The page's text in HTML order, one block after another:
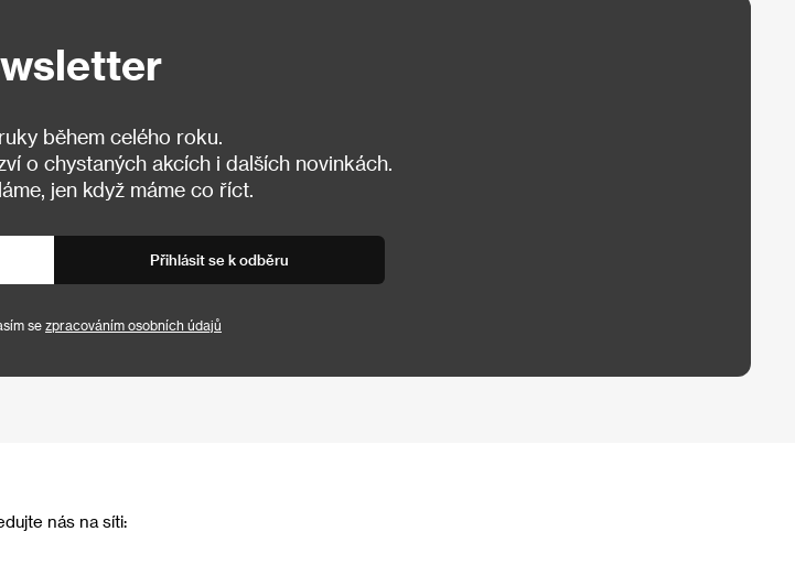
během celého roku.
o chystaných akcích i dalších novinkách.
jen když máme co říct.
Přihlásit se k odběru
se zpracováním osobních údajů
nás na síti: